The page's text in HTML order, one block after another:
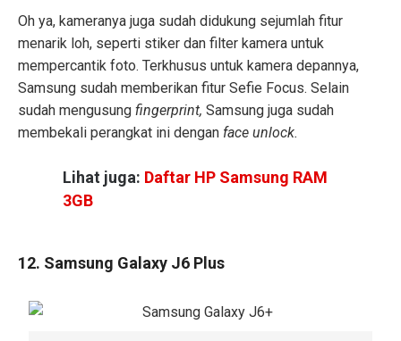
Oh ya, kameranya juga sudah didukung sejumlah fitur
menarik loh, seperti stiker dan filter kamera untuk
mempercantik foto. Terkhusus untuk kamera depannya,
Samsung sudah memberikan fitur Sefie Focus. Selain
sudah mengusung fingerprint, Samsung juga sudah
membekali perangkat ini dengan face unlock.
Lihat juga: Daftar HP Samsung RAM
3GB
12. Samsung Galaxy J6 Plus